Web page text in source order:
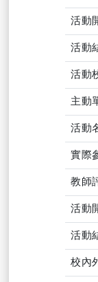
活動
活動
活動
主動
活動
實際
教師
活動
活動
校內